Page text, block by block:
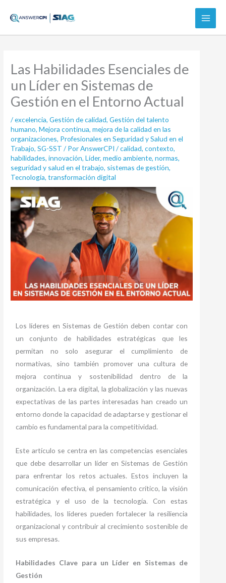
Las Habilidades Esenciales de
un Líder en Sistemas de
Gestión en el Entorno Actual
/excelencia,Gestión de calidad,Gestión del talento
humano,Mejora continua,mejora de la calidad en las
organizaciones, Profesionales en Seguridad y Salud en el
Trabajo,SG-SST / PorAnswerCPI/calidad,contexto,
habilidades,innovación,Líder,medio ambiente,normas,
seguridad y salud en el trabajo, sistemas de gestión,
Tecnología,transformación digital
Los líderes en Sistemas de Gestión deben contar con
un conjunto de habilidades estratégicas que les
permitan no solo asegurar el cumplimiento de
normativas, sino también promover una cultura de
mejora continua y sostenibilidad dentro de la
organización. La era digital, la globalización y las nuevas
expectativas de las partes interesadas han creado un
entorno donde la capacidad de adaptarse y gestionar el
cambio es fundamental para la competitividad.
Este artículo se centra en las competencias esenciales
que debe desarrollar un líder en Sistemas de Gestión
para enfrentar los retos actuales. Estos incluyen la
comunicación efectiva, el pensamiento crítico, la visión
estratégica y el uso de la tecnología. Con estas
habilidades, los líderes pueden fortalecer la resiliencia
organizacional y contribuir al crecimiento sostenible de
sus empresas.
Habilidades Clave para un Líder en Sistemas de
Gestión